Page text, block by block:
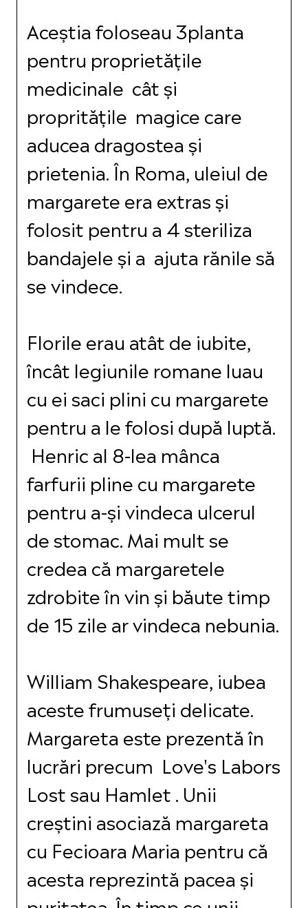
Aceștia foloseau 3planta
pentru proprietățile
medicinale cât și
propritățile magice care
aducea dragostea și
prietenia. În Roma, uleiul de
margarete era extras și
folosit pentru a 4 steriliza
bandajele și a ajuta rănile să
se vindece.
Florile erau atât de iubite,
încât legiunile romane luau
cu ei saci plini cu margarete
pentru a le folosi după luptă.
Henric al 8-lea mânca
farfurii pline cu margarete
pentru a-și vindeca ulcerul
de stomac. Mai mult se
credea că margaretele
zdrobite în vin și băute timp
de 15 zile ar vindeca nebunia.
William Shakespeare, iubea
aceste frumuseți delicate.
Margareta este prezentă în
lucrări precum Love's Labors
Lost sau Hamlet . Unii
creștini asociază margareta
cu Fecioara Maria pentru că
acesta reprezintă pacea și